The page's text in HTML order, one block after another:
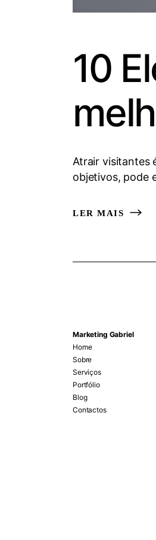
10
Atrair visitantes
objetivos, pode
LER MAIS
Marketing Gabriel
Home
Sobre
Serviços
Portfólio
Blog
Contactos